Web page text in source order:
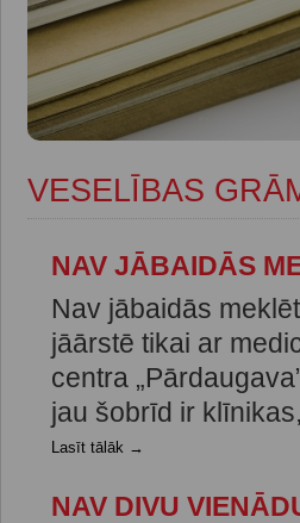
VESELĪBAS
NAV JĀBAIDĀS
Nav jābaidās
jāārstē tikai ar
centra
jau šobrīd ir
Lasīt tālāk →
NAV DIVU